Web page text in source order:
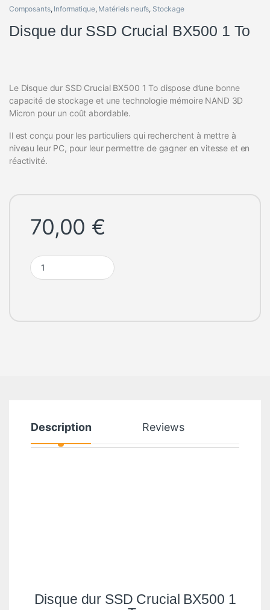
Composants, Informatique, Matériels neufs, Stockage
Disque dur SSD Crucial BX500 1 To
Le Disque dur SSD Crucial BX500 1 To dispose d’une bonne
capacité de stockage et une technologie mémoire NAND 3D
Micron pour un coût abordable.
Il est conçu pour les particuliers qui recherchent à mettre à
niveau leur PC, pour leur permettre de gagner en vitesse et en
réactivité.
70,00 €
Disque dur SSD Crucial BX500 1 To quantity
Description Reviews
Disque dur SSD Crucial BX500 1